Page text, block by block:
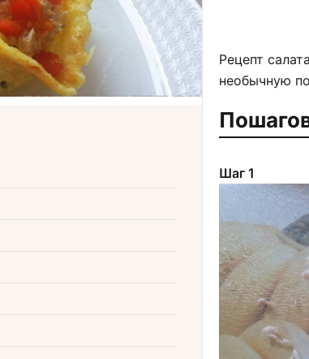
Рецепт
необычную
Шаг 1